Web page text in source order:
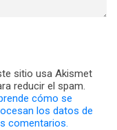
sitio usa Akismet
reducir el spam.
cómo se
los datos de
comentarios.